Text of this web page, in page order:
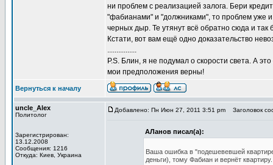
ни проблем с реализацией залога. Бери
"фабианами" и "должниками", то проблем уже
черных дыр. Те утянут всё обратно сюда и так
Кстати, вот вам ещё одно доказательство
................
P.S. Блин, я не подумал о скорости света. А
мои предположения верны!
Вернуться к началу
uncle_Alex
Политолог
Зарегистрирован:
13.12.2008
Сообщения: 1216
Откуда: Киев, Украина
Добавлено: Пн Июн 27, 2011 3:51 pm Заголовок
АЛанов писал(а):
Ваша ошибка в "подешевевшей
деньги), тому Фабиан и вернёт